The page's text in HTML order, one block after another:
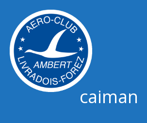
contenu
caiman